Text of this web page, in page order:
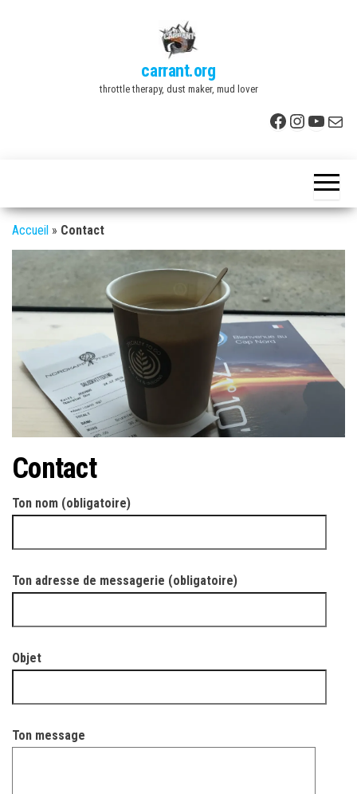
carrant.org
throttle therapy, dust maker, mud lover
Facebook
E-
Accueil » Contact
Contact
Ton nom (obligatoire)
Ton adresse de messagerie (obligatoire)
Objet
Ton message